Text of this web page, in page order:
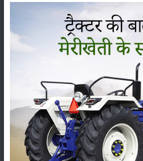
कीटनाशक
कृषि यंत्र
सम्पादकीय